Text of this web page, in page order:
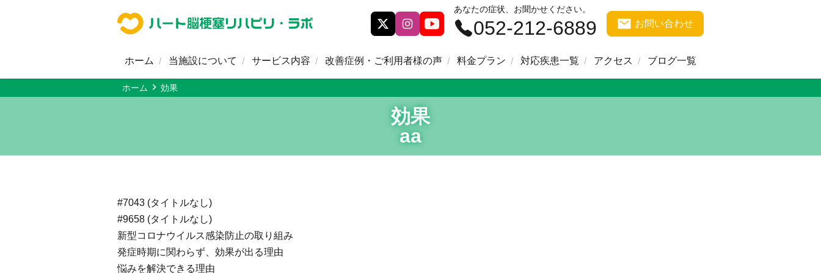
ホーム
あなたの症状、お聞かせください。
052-212-6889 お問い合わせ
ホーム 当施設について サービス内容 改善症例・ご利用者様の声 料金プラン 対応疾患一覧 アクセス ブログ一覧
ホーム 効果
効果
aa
#7043 (タイトルなし)
#9658 (タイトルなし)
新型コロナウイルス感染防止の取り組み
発症時期に関わらず、効果が出る理由
悩みを解決できる理由